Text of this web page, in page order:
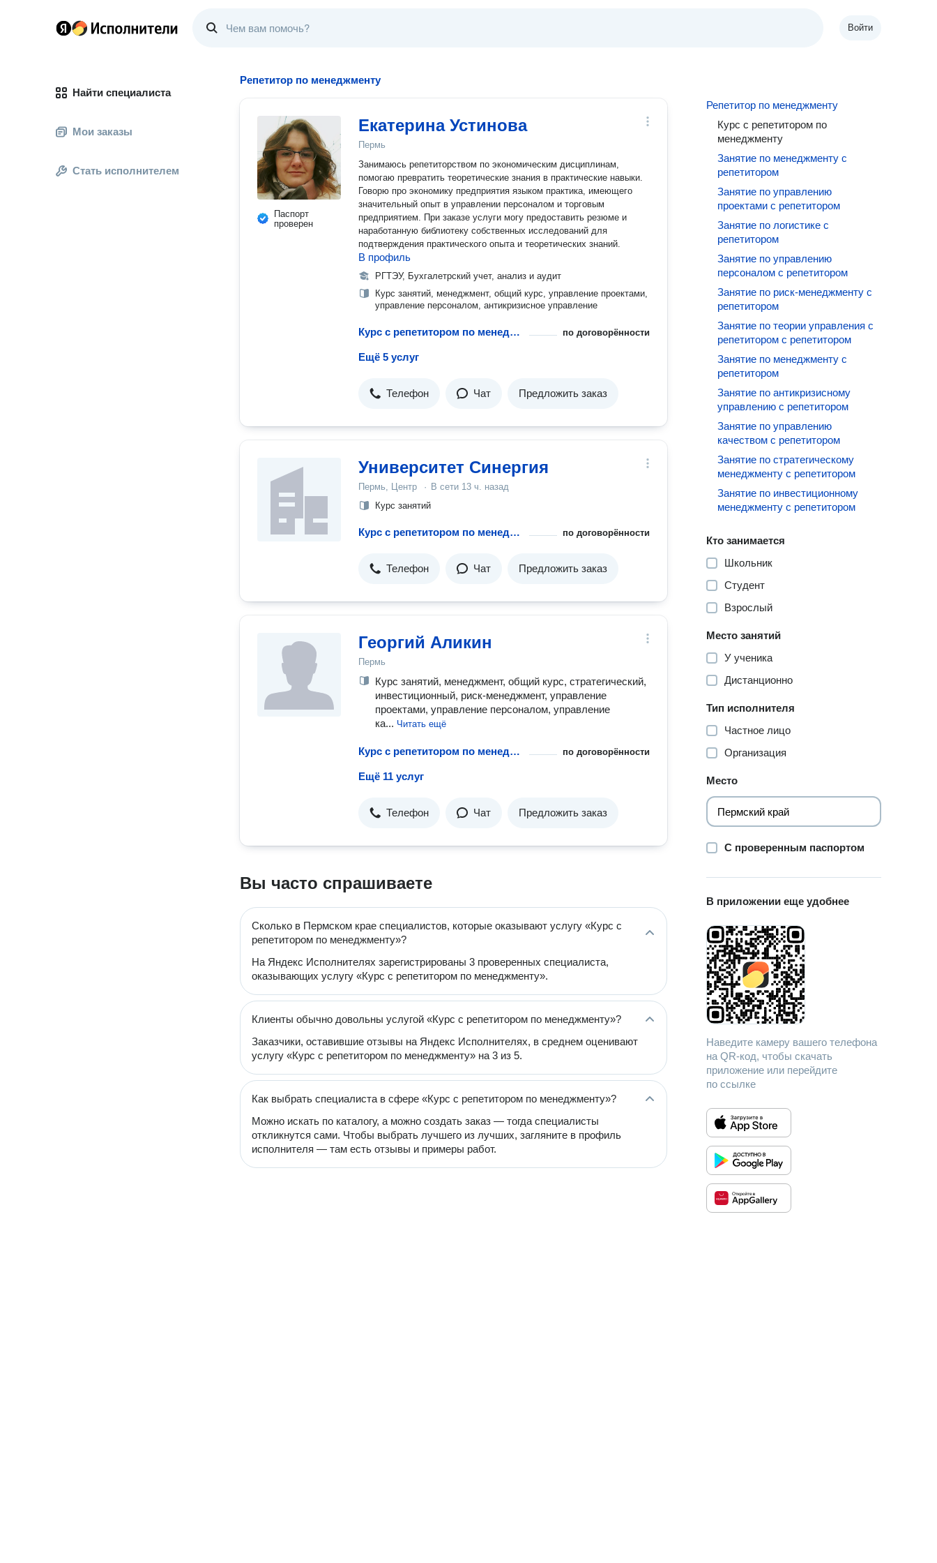
Войти
Найти специалиста
Мои заказы
Стать исполнителем
Репетитор по менеджменту
Паспорт
проверен
Екатерина Устинова
Пермь
Занимаюсь репетиторством по экономическим дисциплинам,
помогаю превратить теоретические знания в практические навыки.
Говорю про экономику предприятия языком практика, имеющего
значительный опыт в управлении персоналом и торговым
предприятием. При заказе услуги могу предоставить резюме и
наработанную библиотеку собственных исследований для
подтверждения практического опыта и теоретических знаний.
В профиль
РГТЭУ, Бухгалетрский учет, анализ и аудит
Курс занятий, менеджмент, общий курс, управление проектами,
управление персоналом, антикризисное управление
Курс с репетитором по менеджменту по договорённости
Ещё 5 услуг
Телефон Чат Предложить заказ
Университет Синергия
Пермь, Центр · В сети 13 ч. назад
Курс занятий
Курс с репетитором по менеджменту по договорённости
Телефон Чат Предложить заказ
Георгий Аликин
Пермь
Курс занятий, менеджмент, общий курс, стратегический,
инвестиционный, риск-менеджмент, управление
проектами, управление персоналом, управление
ка... Читать ещё
Курс с репетитором по менеджменту по договорённости
Ещё 11 услуг
Телефон Чат Предложить заказ
Вы часто спрашиваете
Сколько в Пермском крае специалистов, которые оказывают услугу «Курс с
репетитором по менеджменту»?
На Яндекс Исполнителях зарегистрированы 3 проверенных специалиста,
оказывающих услугу «Курс с репетитором по менеджменту».
Клиенты обычно довольны услугой «Курс с репетитором по менеджменту»?
Заказчики, оставившие отзывы на Яндекс Исполнителях, в среднем оценивают
услугу «Курс с репетитором по менеджменту» на 3 из 5.
Как выбрать специалиста в сфере «Курс с репетитором по менеджменту»?
Можно искать по каталогу, а можно создать заказ — тогда специалисты
откликнутся сами. Чтобы выбрать лучшего из лучших, загляните в профиль
исполнителя — там есть отзывы и примеры работ.
Репетитор по менеджменту
Курс с репетитором по
менеджменту
Занятие по менеджменту с
репетитором
Занятие по управлению
проектами с репетитором
Занятие по логистике с
репетитором
Занятие по управлению
персоналом с репетитором
Занятие по риск-менеджменту с
репетитором
Занятие по теории управления с
репетитором с репетитором
Занятие по менеджменту с
репетитором
Занятие по антикризисному
управлению с репетитором
Занятие по управлению
качеством с репетитором
Занятие по стратегическому
менеджменту с репетитором
Занятие по инвестиционному
менеджменту с репетитором
Кто занимается
Школьник
Студент
Взрослый
Место занятий
У ученика
Дистанционно
Тип исполнителя
Частное лицо
Организация
Место
С проверенным паспортом
В приложении еще удобнее
Наведите камеру вашего телефона
на QR-код, чтобы скачать
приложение или перейдите
по ссылке